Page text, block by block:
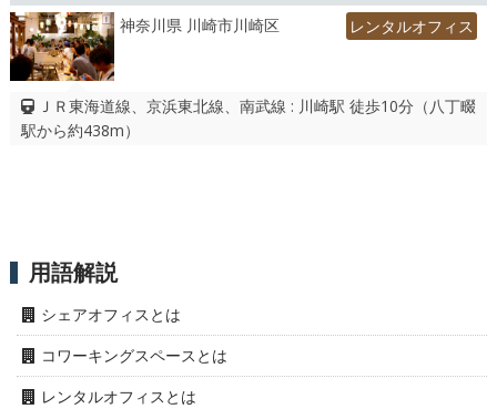
神奈川県 川崎市川崎区 レンタルオフィス
ＪＲ東海道線、京浜東北線、南武線 : 川崎駅 徒歩10分（八丁畷
駅から約438m）
用語解説
シェアオフィスとは
コワーキングスペースとは
レンタルオフィスとは